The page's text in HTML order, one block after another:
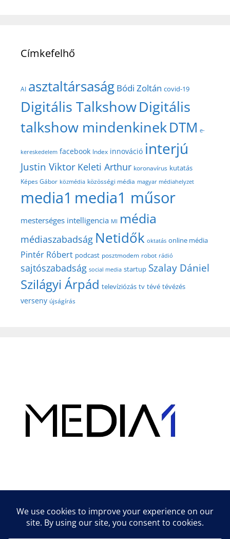
Címkefelhő
AI asztaltársaság Bódi Zoltán covid-19
Digitális TalkshowDigitális
talkshow mindenkinekDTM e-
kereskedelem facebook Index innováció interjú
Justin Viktor Keleti Arthur koronavírus kutatás
Képes Gábor közmédia közösségi média magyar médiahelyzet
media1 media1 műsor
mesterséges intelligencia MI média
médiaszabadság Netidők oktatás online média
Pintér Róbert podcast posztmodem robot rádió
sajtószabadság social media startup Szalay Dániel
Szilágyi Árpád televíziózás tv tévé tévézés
verseny újságírás